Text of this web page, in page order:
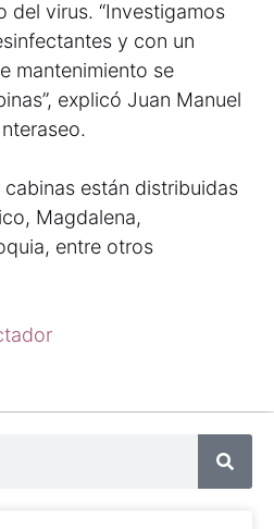
del virus. “Investigamos
y con un
mantenimiento se
explicó Juan Manuel
están distribuidas
Magdalena,
entre otros